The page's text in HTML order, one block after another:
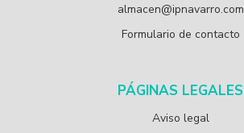
almacen@ipnavarro.com
Formulario de contacto
PÁGINAS LEGALES
Aviso legal